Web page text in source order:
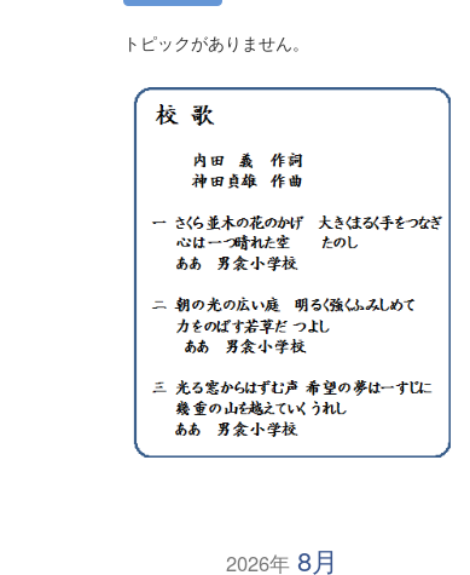
トピックがありません。
2026年8月